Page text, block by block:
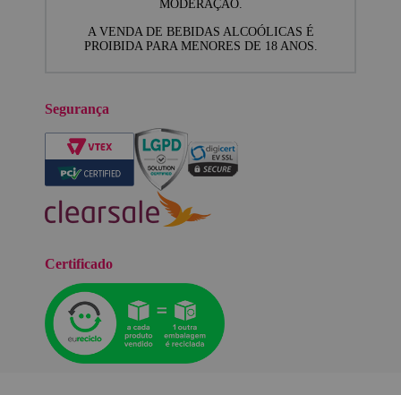
MODERAÇÃO.
A VENDA DE BEBIDAS ALCOÓLICAS É
PROIBIDA PARA MENORES DE 18 ANOS.
Segurança
Certificado